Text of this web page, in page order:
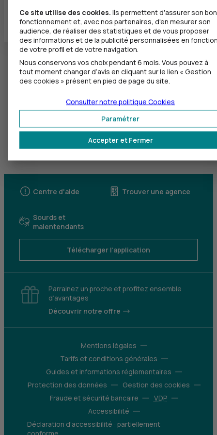
Tous les départements
Centre d'aide Trouver une agence
Sourds et
malentendants
Télécharger l'application
Parrainez un proche et profitez ensemble
d’avantages
Découvrir notre offre
Mentions légales
Tarifs et conditions générales
Guides et informations réglementaires
Protection des données
Gestion des cookies
Fraude et sécurité bancaire
VDP
Accessibilité
Déclaration d’accessibilité : partiellement
Ce site utilise des cookies. Ils permettent d'assurer son bon
fonctionnement et, avec nos partenaires, d'en mesurer son
audience, de réaliser des statistiques et de vous proposer
des informations et de la publicité personnalisées en
de votre profil et de votre navigation.
Nous conservons vos choix pendant 6 mois. Vous pouvez à
tout moment changer d’avis en cliquant sur le lien « Gestion
des cookies » présent en pied de page du site.
Accepter et Fermer
Paramétrer
Consulter notre politique Cookies